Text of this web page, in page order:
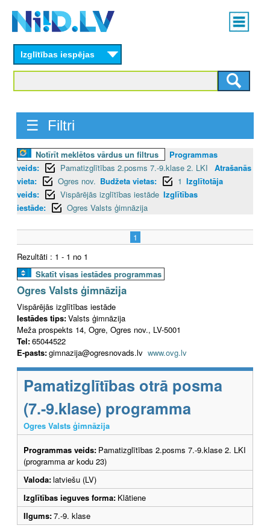
content
Main
menu
Izglītības iespējas
☰ Filtri
Notīrīt meklētos vārdus un filtrus
Programmas
veids:
Pamatizglītības 2.posms 7.-9.klase 2. LKI
Atrašanās
vieta:
Ogres nov. Budžeta vietas: 1 Izglītotāja
veids:
Vispārējās izglītības iestāde Izglītības
iestāde:
Ogres Valsts ģimnāzija
1
Rezultāti : 1 - 1 no 1
Skatīt visas iestādes programmas
Ogres Valsts ģimnāzija
Vispārējās izglītības iestāde
Iestādes tips:Valsts ģimnāzija
Meža prospekts 14, Ogre, Ogres nov., LV-5001
Tel:65044522
E-pasts:gimnazija@ogresnovads.lv www.ovg.lv
Pamatizglītības otrā posma
(7.-9.klase) programma
Ogres Valsts ģimnāzija
Programmas veids: Pamatizglītības 2.posms 7.-9.klase 2. LKI
(programma ar kodu 23)
Valoda:latviešu (LV)
Izglītības ieguves forma: Klātiene
Ilgums:7.-9. klase